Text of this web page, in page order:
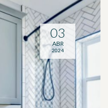
03
ABR
2024